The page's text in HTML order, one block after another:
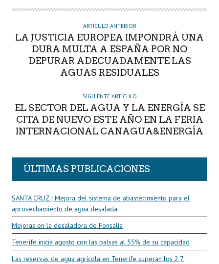
O
ARTÍCULO ANTERIOR
LA JUSTICIA EUROPEA IMPONDRÁ UNA
DURA MULTA A ESPAÑA POR NO
DEPURAR ADECUADAMENTE LAS
AGUAS RESIDUALES
SIGUIENTE ARTÍCULO
EL SECTOR DEL AGUA Y LA ENERGÍA SE
CITA DE NUEVO ESTE AÑO EN LA FERIA
INTERNACIONAL CANAGUA&ENERGÍA
ÚLTIMAS PUBLICACIONES
SANTA CRUZ | Mejora del sistema de abastecimiento para el
aprovechamiento de agua desalada
Mejoras en la desaladora de Fonsalía
Tenerife inicia agosto con las balsas al 55% de su capacidad
Las reservas de agua agrícola en Tenerife superan los 2,7